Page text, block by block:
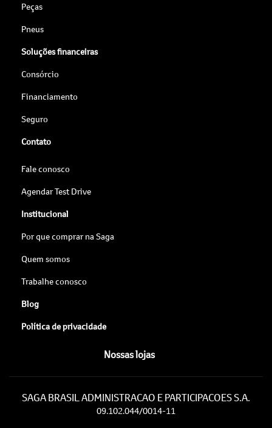
Peças
Pneus
Soluções financeiras
Consórcio
Financiamento
Seguro
Contato
Fale conosco
Agendar Test Drive
Institucional
Por que comprar na Saga
Quem somos
Trabalhe conosco
Blog
Política de privacidade
Nossas lojas
SAGA BRASIL ADMINISTRACAO E PARTICIPACOES S.A.
09.102.044/0014-11